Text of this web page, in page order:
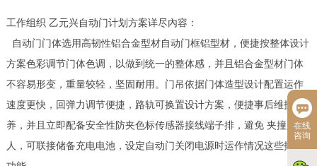
工作组织 乙元兴自动门计划方案详尽內容：
自动门门体选用高韧性铝合金型材自动门框铝型材，便捷按整体设计
方案色彩调节门体色调，以做到统一的整体感，并且铝合金型材门体
不容易形变，重量较轻，坚固耐用。门吊依据门体造型设计配置运作
速度更快，回弹力调节便捷，路轨可换置设计方案，便捷事后维护保
养，并且立即配备安全性防夹色标传感器接线端子排，避免 夹撞路
人，可联接储备充电电池，设定自动门关闭电源时运作情况这些拓展
在线
咨询